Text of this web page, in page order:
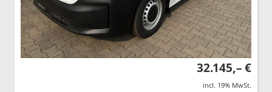
32.145,– €
incl. 19% MwSt.